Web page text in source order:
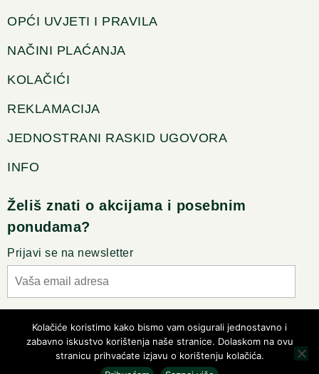
OPĆI UVJETI I PRAVILA
NAČINI PLAĆANJA
KOLAČIĆI
REKLAMACIJA
JEDNOSTRANI RASKID UGOVORA
INFO
Želiš znati o akcijama i posebnim
ponudama?
Prijavi se na newsletter
Kolačiće koristimo kako bismo vam osigurali jednostavno i
zabavno iskustvo korištenja naše stranice. Dolaskom na ovu
stranicu prihvaćate izjavu o korištenju kolačića.